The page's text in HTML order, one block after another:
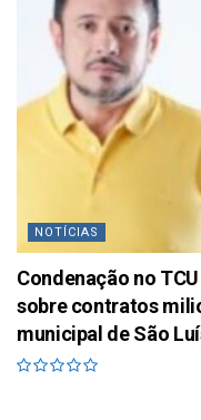
NOTÍCIAS
Condenação no
sobre contratos
municipal de São